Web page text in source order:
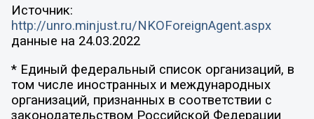
Источник:
http://unro.minjust.ru/NKOForeignAgent.aspx
данные на 24.03.2022
* Единый федеральный список организаций, в
том числе иностранных и международных
организаций, признанных в соответствии с
законодательством Российской Федерации